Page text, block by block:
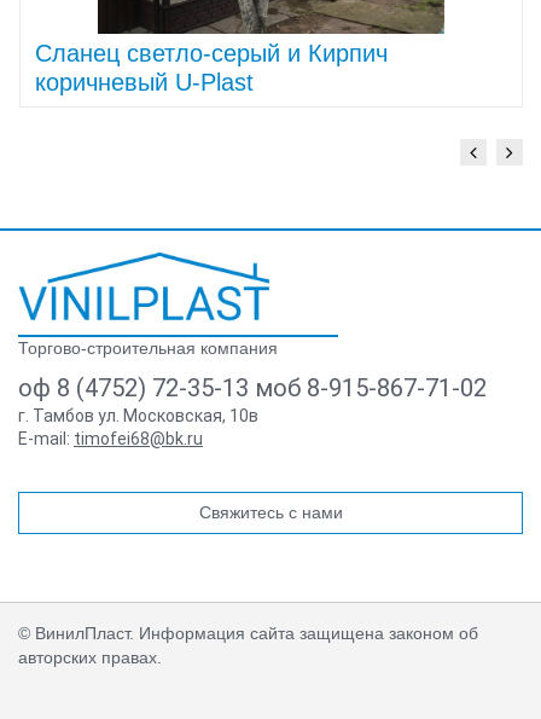
Cланец светло-серый и Кирпич
коричневый U-Plast
Торгово-строительная компания
оф 8 (4752) 72-35-13 моб 8-915-867-71-02
г. Тамбов ул. Московская, 10в
E-mail: timofei68@bk.ru
Свяжитесь с нами
© ВинилПласт. Информация сайта защищена законом об
авторских правах.